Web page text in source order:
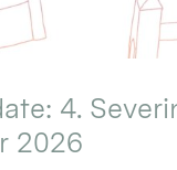
4.
2026